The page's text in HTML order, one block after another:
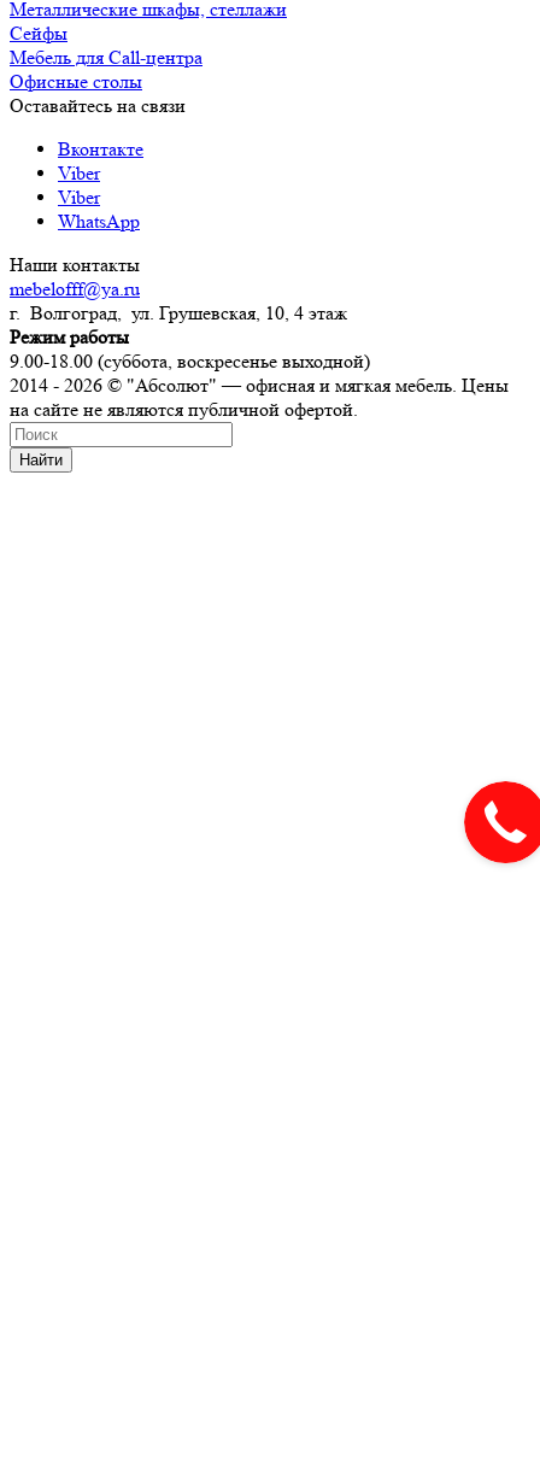
Металлические шкафы, стеллажи
Сейфы
Мебель для Call-центра
Офисные столы
Оставайтесь на связи
Вконтакте
Viber
Viber
WhatsApp
Наши контакты
mebelofff@ya.ru
г. Волгоград, ул. Грушевская, 10, 4 этаж
Режим работы
9.00-18.00 (суббота, воскресенье выходной)
2014 - 2026 © "Абсолют" — офисная и мягкая мебель. Цены
на сайте не являются публичной офертой.
Найти